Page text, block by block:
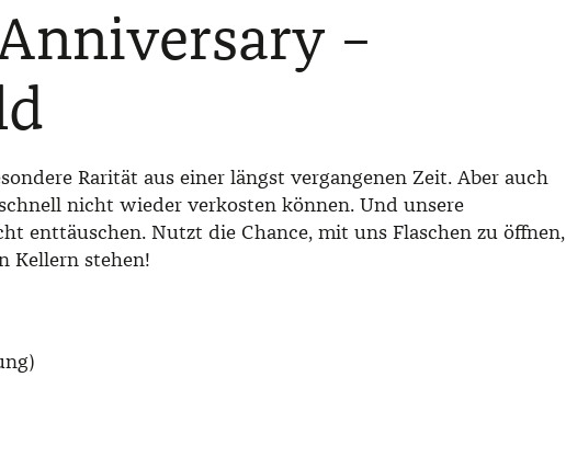
–
Rarität aus einer längst vergangenen Zeit. Aber auch
nicht wieder verkosten können. Und unsere
enttäuschen. Nutzt die Chance, mit uns Flaschen zu öffnen,
Kellern stehen!